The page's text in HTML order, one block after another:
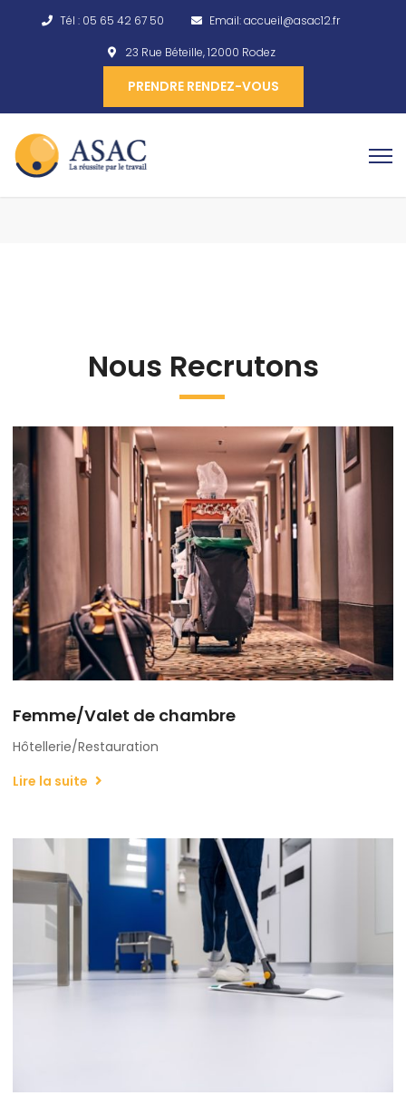
Tél : 05 65 42 67 50 Email:accueil@asac12.fr
23 Rue Béteille, 12000 Rodez
PRENDRE RENDEZ-VOUS
Nous Recrutons
Femme/Valet de chambre
Hôtellerie/Restauration
Lire la suite